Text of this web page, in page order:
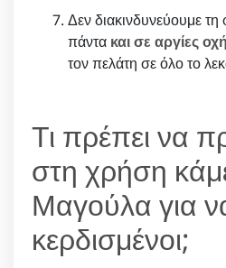
Δεν διακινδυνεύουμε
πάντα και σε αργίες
τον πελάτη σε όλο το
Τι πρέπει να
στη χρήση
Μαγούλα για
κερδισμένοι;